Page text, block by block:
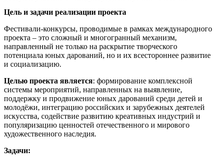
Цель и задачи реализации проекта
Фестивали-конкурсы, проводимые в рамках международного
проекта – это сложный и многогранный механизм,
направленный не только на раскрытие творческого
потенциала юных дарований, но и их всестороннее развитие
и социализацию.
Целью проекта является: формирование комплексной
системы мероприятий, направленных на выявление,
поддержку и продвижение юных дарований среди детей и
молодёжи, интеграцию российских и зарубежных деятелей
искусства, содействие развитию креативных индустрий и
популяризацию ценностей отечественного и мирового
художественного наследия.
Задачи: